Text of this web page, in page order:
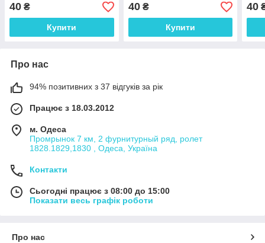
40 ₴
Купити
40₴
Купити
40
Про нас
94% позитивних з 37 відгуків за рік
Працює з 18.03.2012
м. Одеса
Промрынок 7 км, 2 фурнитурный ряд, ролет
1828.1829,1830 , Одеса, Україна
Контакти
Сьогодні працює з 08:00 до 15:00
Показати весь графік роботи
Про нас